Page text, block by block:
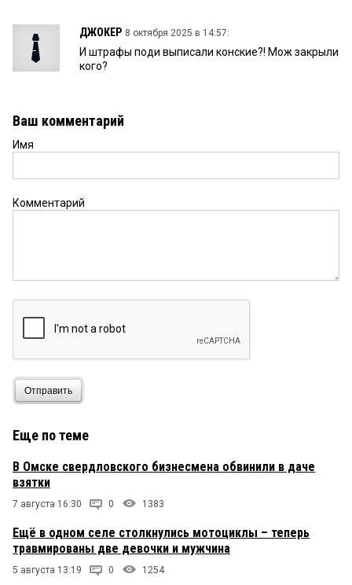
ДЖОКЕР 8 октября 2025 в 14:57:
И штрафы поди выписали конские?! Мож закрыли
кого?
Ваш комментарий
Имя
Комментарий
Отправить
Еще по теме
В Омске свердловского бизнесмена обвинили в даче
взятки
7 августа 16:30 0 1383
Ещё в одном селе столкнулись мотоциклы – теперь
травмированы две девочки и мужчина
5 августа 13:19 0 1254